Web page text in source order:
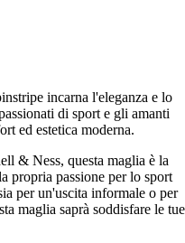
incarna l'eleganza e lo
di sport e gli amanti
ed estetica moderna.
& Ness, questa maglia è la
propria passione per lo sport
per un'uscita informale o per
maglia saprà soddisfare le tue